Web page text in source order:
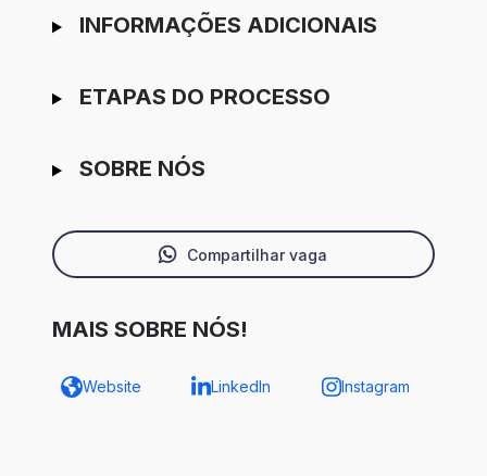
INFORMAÇÕES ADICIONAIS
ETAPAS DO PROCESSO
SOBRE NÓS
Compartilhar vaga
MAIS SOBRE NÓS!
Website LinkedIn Instagram